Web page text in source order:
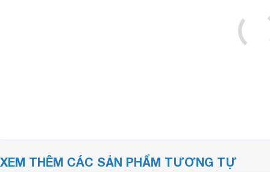
XEM THÊM CÁC SẢN PHẨM TƯƠNG TỰ